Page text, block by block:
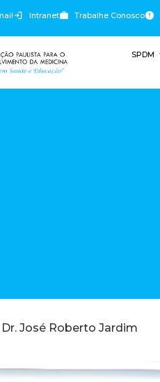
Intranet Trabalhe Conosco
SPDM
Dr. José Roberto Jardim